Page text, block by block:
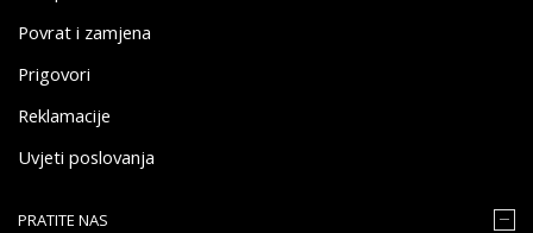
Povrat i zamjena
Prigovori
Reklamacije
Uvjeti poslovanja
PRATITE NAS